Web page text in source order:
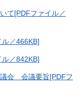
て[PDFファイル／
ル／466KB]
ル／842KB]
議会 会議要旨[PDFフ